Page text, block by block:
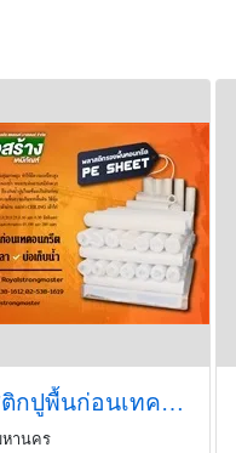
พลาสติกปูพื้นก่อนเทคอนกรีต พลาสติกก่อสร้าง
หานคร